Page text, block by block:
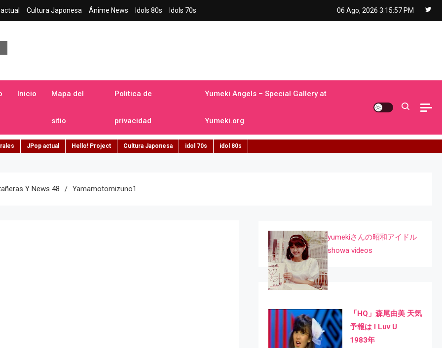
Cultura Japonesa Ánime News Idols 80s Idols 70s 06 Ago, 2026 3:15:58 PM
Inicio Mapa del
sitio
Politica de
privacidad
Yumeki Angels – Special Gallery at
Yumeki.org
JPop actual Hello! Project Cultura Japonesa idol 70s idol 80s
Y News 48 Yamamotomizuno1
yumekiさんの昭和アイドル
showa videos
「HQ」森尾由美 天気
予報は I Luv U
1983年